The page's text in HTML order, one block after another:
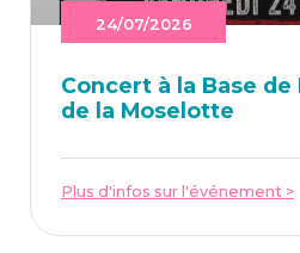
24/07/2026
Concert à la Base de
de la Moselotte
Plus d'infos sur l'événement >